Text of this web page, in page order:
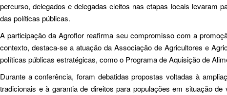
percurso, delegados e delegadas eleitos nas etapas locais levaram
das políticas públicas.
A participação da Agroflor reafirma seu compromisso com a
contexto, destaca-se a atuação da Associação de Agricultores e
políticas públicas estratégicas, como o Programa de Aquisição de
Durante a conferência, foram debatidas propostas voltadas à
tradicionais e à garantia de direitos para populações em situação